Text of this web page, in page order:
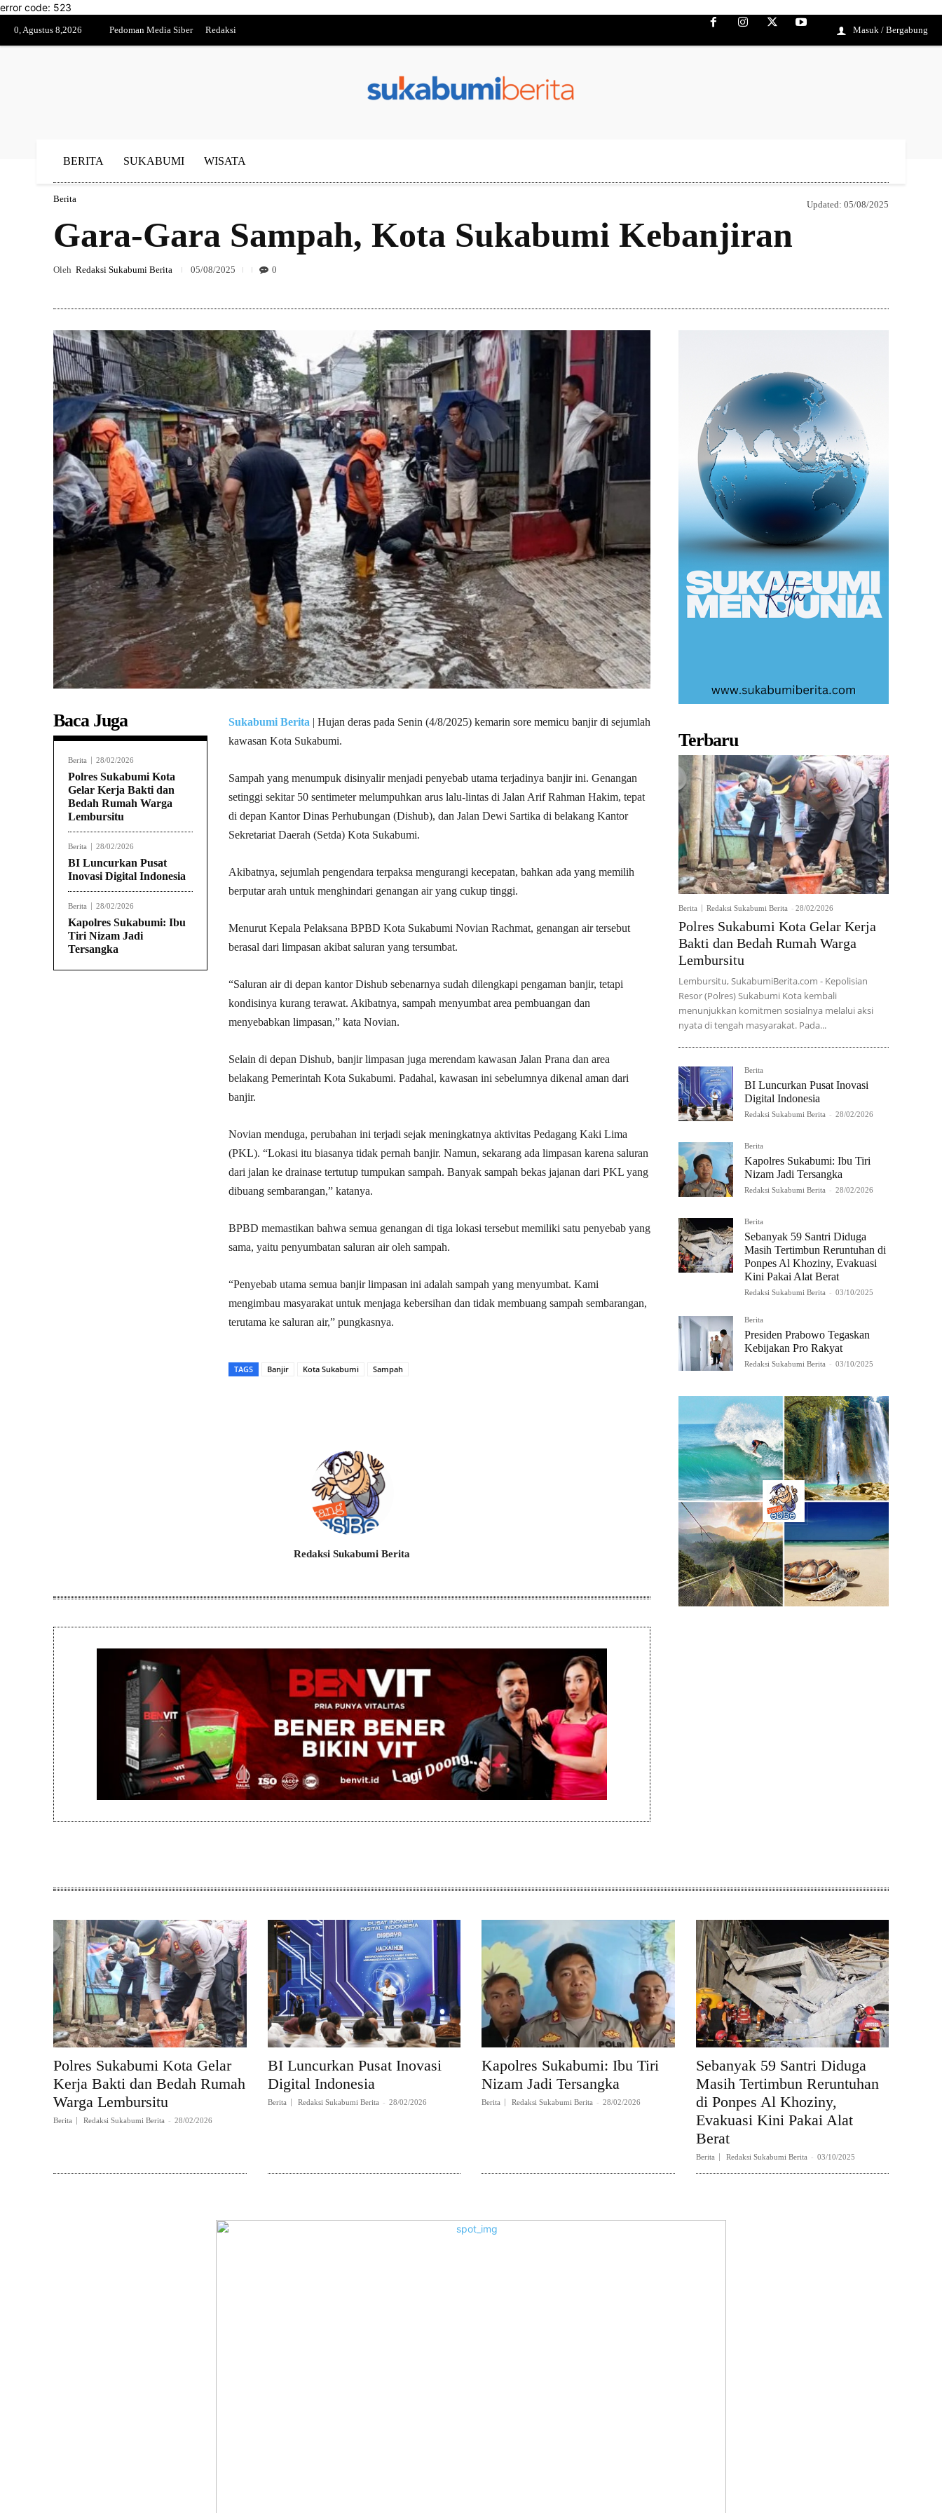
error code: 523
0, Agustus 8,2026 Pedoman Media Siber Redaksi Masuk / Bergabung
BERITA SUKABUMI WISATA
Berita
Updated: 05/08/2025
Gara-Gara Sampah, Kota Sukabumi Kebanjiran
Oleh Redaksi Sukabumi Berita 05/08/2025 0
Baca Juga
Berita 28/02/2026
Polres Sukabumi Kota
Gelar Kerja Bakti dan
Bedah Rumah Warga
Lembursitu
Berita 28/02/2026
BI Luncurkan Pusat
Inovasi Digital Indonesia
Berita 28/02/2026
Kapolres Sukabumi: Ibu
Tiri Nizam Jadi
Tersangka
Sukabumi Berita | Hujan deras pada Senin (4/8/2025) kemarin sore memicu banjir di sejumlah
kawasan Kota Sukabumi.
Sampah yang menumpuk disinyalir menjadi penyebab utama terjadinya banjir ini. Genangan
setinggi sekitar 50 sentimeter melumpuhkan arus lalu-lintas di Jalan Arif Rahman Hakim, tepat
di depan Kantor Dinas Perhubungan (Dishub), dan Jalan Dewi Sartika di belakang Kantor
Sekretariat Daerah (Setda) Kota Sukabumi.
Akibatnya, sejumlah pengendara terpaksa mengurangi kecepatan, bahkan ada yang memilih
berputar arah untuk menghindari genangan air yang cukup tinggi.
Menurut Kepala Pelaksana BPBD Kota Sukabumi Novian Rachmat, genangan air tersebut
berasal dari limpasan akibat saluran yang tersumbat.
“Saluran air di depan kantor Dishub sebenarnya sudah dilengkapi pengaman banjir, tetapi
kondisinya kurang terawat. Akibatnya, sampah menyumbat area pembuangan dan
menyebabkan limpasan,” kata Novian.
Selain di depan Dishub, banjir limpasan juga merendam kawasan Jalan Prana dan area
belakang Pemerintah Kota Sukabumi. Padahal, kawasan ini sebelumnya dikenal aman dari
banjir.
Novian menduga, perubahan ini terjadi sejak meningkatnya aktivitas Pedagang Kaki Lima
(PKL). “Lokasi itu biasanya tidak pernah banjir. Namun, sekarang ada limpasan karena saluran
dari jalan ke drainase tertutup tumpukan sampah. Banyak sampah bekas jajanan dari PKL yang
dibuang sembarangan,” katanya.
BPBD memastikan bahwa semua genangan di tiga lokasi tersebut memiliki satu penyebab yang
sama, yaitu penyumbatan saluran air oleh sampah.
“Penyebab utama semua banjir limpasan ini adalah sampah yang menyumbat. Kami
mengimbau masyarakat untuk menjaga kebersihan dan tidak membuang sampah sembarangan,
terutama ke saluran air,” pungkasnya.
TAGS Banjir Kota Sukabumi Sampah
Redaksi Sukabumi Berita
Terbaru
Berita Redaksi Sukabumi Berita - 28/02/2026
Polres Sukabumi Kota Gelar Kerja
Bakti dan Bedah Rumah Warga
Lembursitu
Lembursitu, SukabumiBerita.com - Kepolisian
Resor (Polres) Sukabumi Kota kembali
menunjukkan komitmen sosialnya melalui aksi
nyata di tengah masyarakat. Pada...
Berita
BI Luncurkan Pusat Inovasi
Digital Indonesia
Redaksi Sukabumi Berita - 28/02/2026
Berita
Kapolres Sukabumi: Ibu Tiri
Nizam Jadi Tersangka
Redaksi Sukabumi Berita - 28/02/2026
Berita
Sebanyak 59 Santri Diduga
Masih Tertimbun Reruntuhan di
Ponpes Al Khoziny, Evakuasi
Kini Pakai Alat Berat
Redaksi Sukabumi Berita - 03/10/2025
Berita
Presiden Prabowo Tegaskan
Kebijakan Pro Rakyat
Redaksi Sukabumi Berita - 03/10/2025
Polres Sukabumi Kota Gelar
Kerja Bakti dan Bedah Rumah
Warga Lembursitu
Berita Redaksi Sukabumi Berita - 28/02/2026
BI Luncurkan Pusat Inovasi
Digital Indonesia
Berita Redaksi Sukabumi Berita - 28/02/2026
Kapolres Sukabumi: Ibu Tiri
Nizam Jadi Tersangka
Berita Redaksi Sukabumi Berita - 28/02/2026
Sebanyak 59 Santri Diduga
Masih Tertimbun Reruntuhan
di Ponpes Al Khoziny,
Evakuasi Kini Pakai Alat
Berat
Berita Redaksi Sukabumi Berita - 03/10/2025